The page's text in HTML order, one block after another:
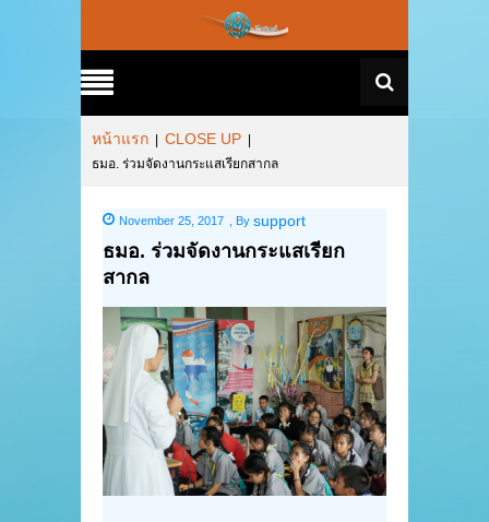
หน้าแรก CLOSE UP
ธมอ. ร่วมจัดงานกระแสเรียกสากล
November 25, 2017 By support
ธมอ. ร่วมจัดงานกระแสเรียก
สากล